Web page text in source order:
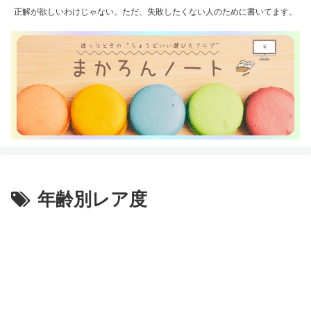
正解が欲しいわけじゃない。ただ、失敗したくない人のために書いてます。
年齢別レア度